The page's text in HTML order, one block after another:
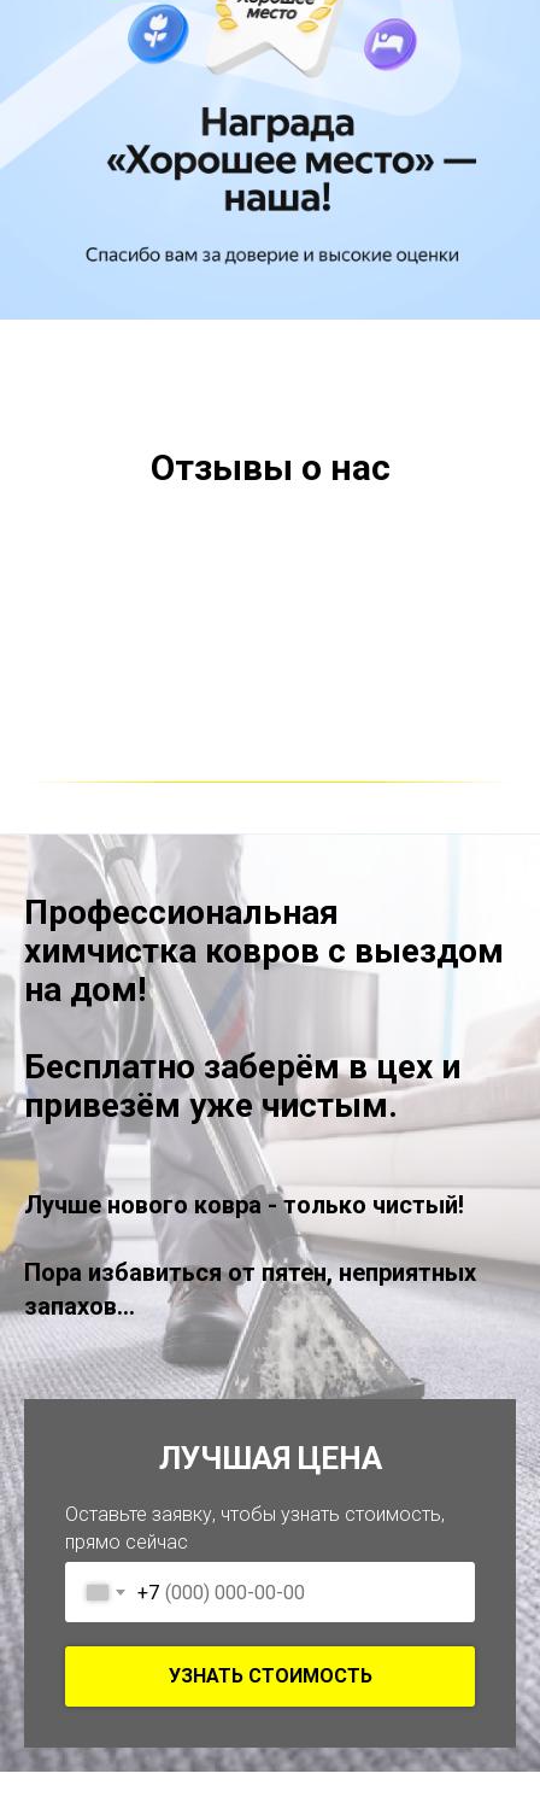
Отзывы о нас
Профессиональная
химчистка ковров с выездом
на дом!
Бесплатно заберём в цех и
привезём уже чистым.
Лучше нового ковра - только чистый!
Пора избавиться от пятен, неприятных
запахов...
ЛУЧШАЯ ЦЕНА
Оставьте заявку, чтобы узнать стоимость,
прямо сейчас
+7
УЗНАТЬ СТОИМОСТЬ